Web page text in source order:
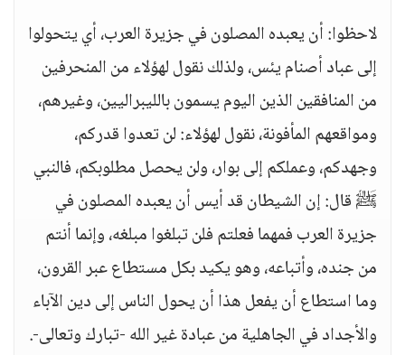
لاحظوا: أن يعبده المصلون في جزيرة العرب، أي يتحولوا
إلى عباد أصنام يئس، ولذلك نقول لهؤلاء من المنحرفين
من المنافقين الذين اليوم يسمون بالليبراليين، وغيرهم،
ومواقعهم المأفونة، نقول لهؤلاء: لن تعدوا قدركم،
وجهدكم، وعملكم إلى بوار، ولن يحصل مطلوبكم، فالنبي
ﷺ قال: إن الشيطان قد أيس أن يعبده المصلون في
جزيرة العرب فمهما فعلتم فلن تبلغوا مبلغه، وإنما أنتم
من جنده، وأتباعه، وهو يكيد بكل مستطاع عبر القرون،
وما استطاع أن يفعل هذا أن يحول الناس إلى دين الآباء
والأجداد في الجاهلية من عبادة غير الله -تبارك وتعالى-.